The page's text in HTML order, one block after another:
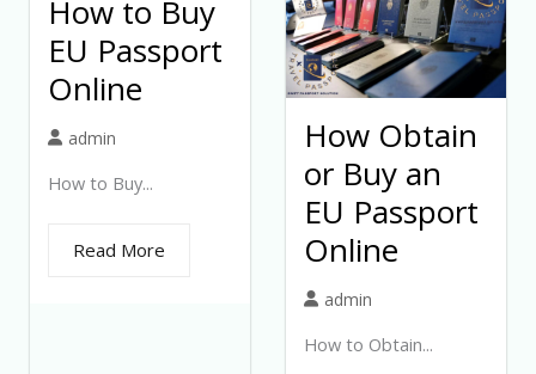
How to Buy
EU Passport
Online
admin
How to Buy...
Read More
How Obtain
or Buy an
EU Passport
Online
admin
How to Obtain...